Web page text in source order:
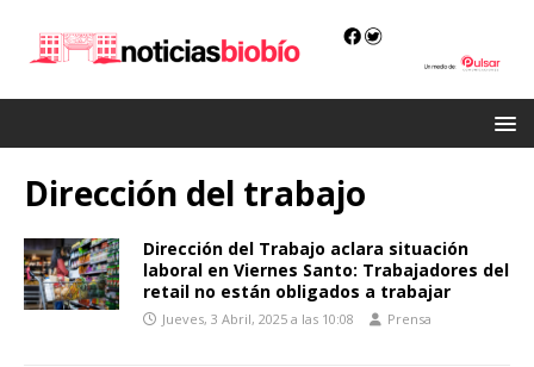
Dirección del trabajo
Dirección del Trabajo aclara situación
laboral en Viernes Santo: Trabajadores del
retail no están obligados a trabajar
Jueves, 3 Abril, 2025 a las 10:08 Prensa